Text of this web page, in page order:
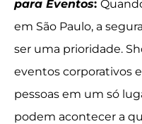
para Eventos:
em São Paulo, a
ser uma prioridade.
eventos corporativos
pessoas em um só
podem acontecer a